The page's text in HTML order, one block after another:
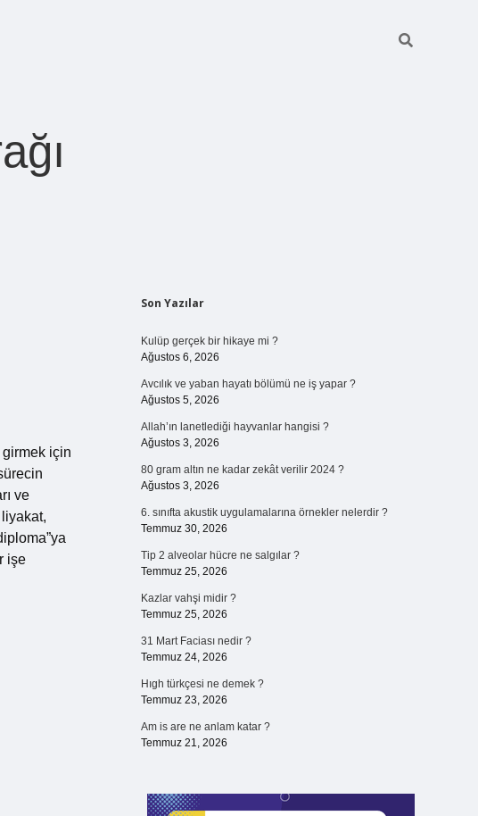
için
ve
işe
Sidebar
Son Yazılar
Kulüp gerçek bir hikaye mi ?
Ağustos 6, 2026
Avcılık ve yaban hayatı bölümü ne iş yapar ?
Ağustos 5, 2026
Allah’ın lanetlediği hayvanlar hangisi ?
Ağustos 3, 2026
80 gram altın ne kadar zekât verilir 2024 ?
Ağustos 3, 2026
6. sınıfta akustik uygulamalarına örnekler nelerdir ?
Temmuz 30, 2026
Tip 2 alveolar hücre ne salgılar ?
Temmuz 25, 2026
Kazlar vahşi midir ?
Temmuz 25, 2026
31 Mart Faciası nedir ?
Temmuz 24, 2026
Hıgh türkçesi ne demek ?
Temmuz 23, 2026
Am is are ne anlam katar ?
Temmuz 21, 2026